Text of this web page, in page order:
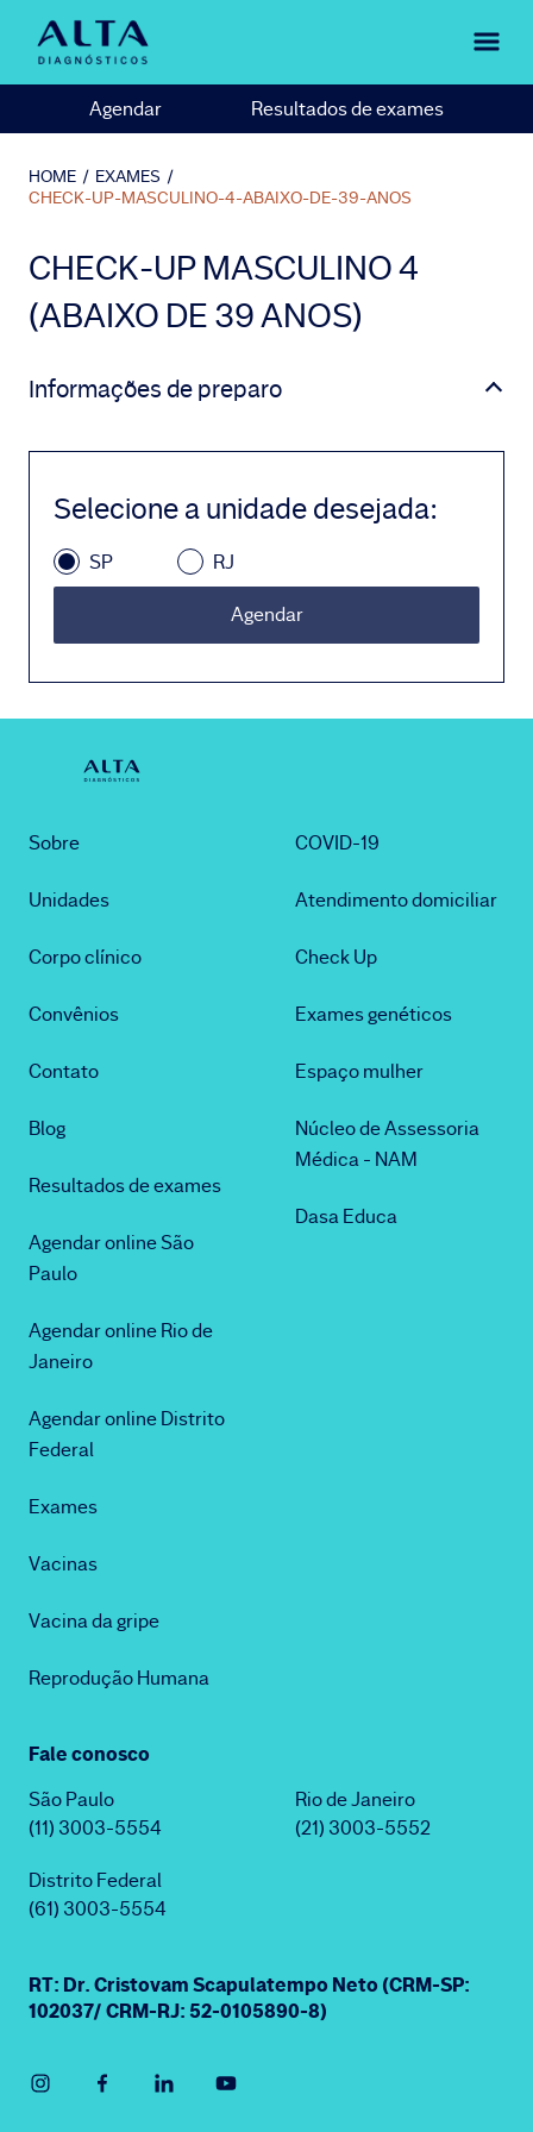
Agendar Resultados de exames
HOME / EXAMES /
CHECK-UP-MASCULINO-4-ABAIXO-DE-39-ANOS
CHECK-UP MASCULINO 4
(ABAIXO DE 39 ANOS)
Informações de preparo
Selecione a unidade desejada:
SP RJ
Agendar
Sobre
Unidades
Corpo clínico
Convênios
Contato
Blog
Resultados de exames
Agendar online São
Paulo
Agendar online Rio de
Janeiro
Agendar online Distrito
Federal
Exames
Vacinas
Vacina da gripe
Reprodução Humana
COVID-19
Atendimento domiciliar
Check Up
Exames genéticos
Espaço mulher
Núcleo de Assessoria
Médica - NAM
Dasa Educa
Fale conosco
São Paulo
(11) 3003-5554
Rio de Janeiro
(21) 3003-5552
Distrito Federal
(61) 3003-5554
RT: Dr. Cristovam Scapulatempo Neto (CRM-SP:
102037/ CRM-RJ: 52-0105890-8)